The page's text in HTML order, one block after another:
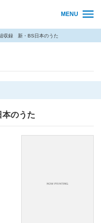
MENU
収録 新・BS日本のうた
のうた